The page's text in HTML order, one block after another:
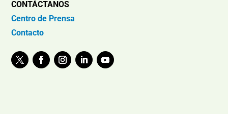
CONTÁCTANOS
Centro de Prensa
Contacto